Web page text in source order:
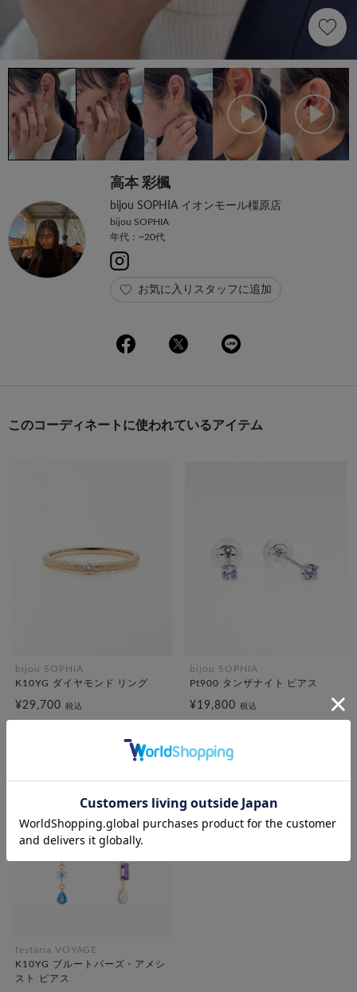
高本 彩楓
bijou SOPHIA イオンモール橿原店
bijou SOPHIA
年代：~20代
お気に入りスタッフに追加
このコーディネートに使われているアイテム
bijou SOPHIA
K10YG ダイヤモンド リング
¥29,700 税込
bijou SOPHIA
Pt900 タンザナイト ピアス
¥19,800 税込
festaria VOYAGE
K10YG ブルートパーズ・アメシ
スト ピアス